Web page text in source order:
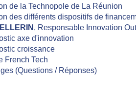
de la Technopole de La Réunion
des différents dispositifs de
, Responsable Innovation
axe d'innovation
croissance
French Tech
(Questions / Réponses)